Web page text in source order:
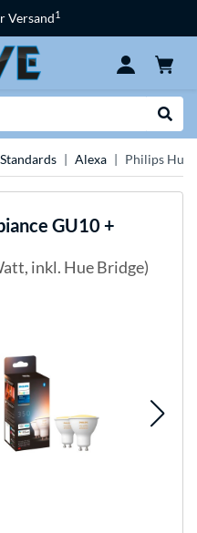
Versand1
Alexa Philips Hue
GU10 +
inkl. Hue Bridge)